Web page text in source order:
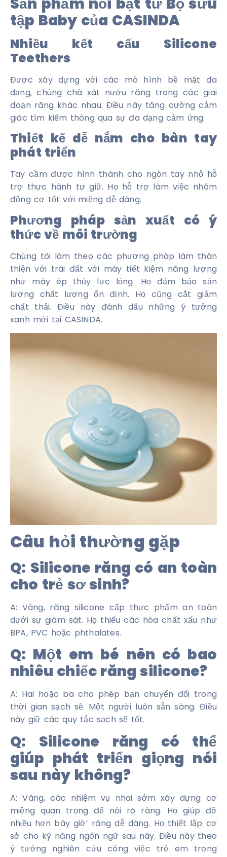
tập Baby của CASINDA
Nhiều kết cấu Silicone
Teethers
Được xây dựng với các mô hình bề mặt đa
dạng, chúng chà xát nướu răng trong các giai
đoạn răng khác nhau. Điều này tăng cường cảm
giác tìm kiếm thông qua sự đa dạng cảm ứng.
Thiết kế dễ nắm cho bàn tay
phát triển
Tay cầm được hình thành cho ngón tay nhỏ hỗ
trợ thực hành tự giữ. Họ hỗ trợ làm việc nhóm
động cơ tốt với miệng dễ dàng.
Phương pháp sản xuất có ý
thức về môi trường
Chúng tôi làm theo các phương pháp làm thân
thiện với trái đất với máy tiết kiệm năng lượng
như máy ép thủy lực lỏng. Họ đảm bảo sản
lượng chất lượng ổn định. Họ cũng cắt giảm
chất thải. Điều này đánh dấu những ý tưởng
xanh mới tại CASINDA.
Câu hỏi thường gặp
Q: Silicone răng có an toàn
cho trẻ sơ sinh?
A: Vâng, răng silicone cấp thực phẩm an toàn
dưới sự giám sát. Họ thiếu các hóa chất xấu như
BPA, PVC hoặc phthalates.
Q: Một em bé nên có bao
nhiêu chiếc răng silicone?
A: Hai hoặc ba cho phép bạn chuyển đổi trong
thời gian sạch sẽ. Một người luôn sẵn sàng. Điều
này giữ các quy tắc sạch sẽ tốt.
Q: Silicone răng có thể
giúp phát triển giọng nói
sau này không?
A: Vâng, các nhiệm vụ nhai sớm xây dựng cơ
miệng quan trọng để nói rõ ràng. Họ giúp đỡ
nhiều hơn bây giờ’ răng dễ dàng. Họ thiết lập cơ
sở cho kỹ năng ngôn ngữ sau này. Điều này theo
ý tưởng nghiên cứu công việc trẻ em trong